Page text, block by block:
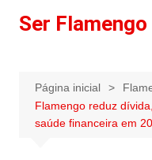
paraSer Flamengo
Página inicial
Flamengo reduz
saúde financeira em